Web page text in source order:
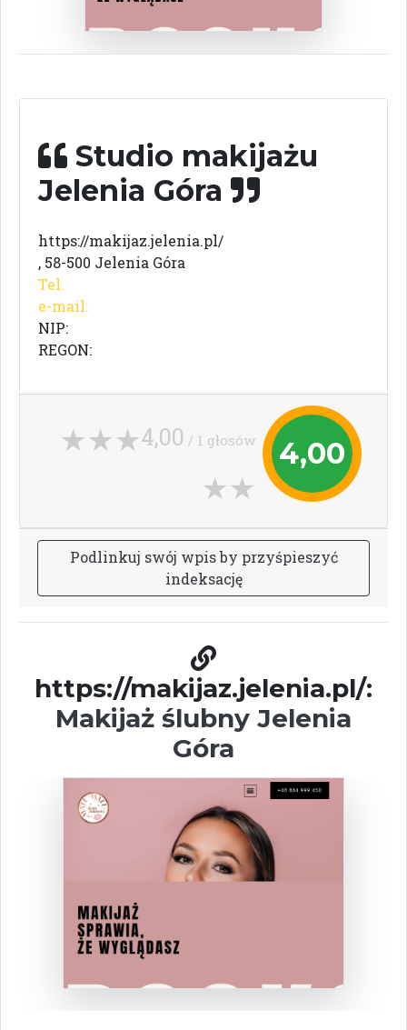
Studio makijażu
Jelenia Góra
https://makijaz.jelenia.pl/
, 58-500 Jelenia Góra
Tel.
e-mail:
NIP:
REGON:
4,00
4,00 / 1 głosów
Podlinkuj swój wpisby przyśpieszyć
indeksację
https://makijaz.jelenia.pl/:
Makijaż ślubny Jelenia
Góra